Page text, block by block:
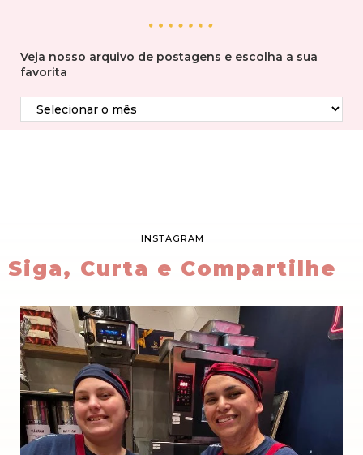
Veja nosso arquivo de postagens e escolha a sua
favorita
INSTAGRAM
Siga, Curta e Compartilhe